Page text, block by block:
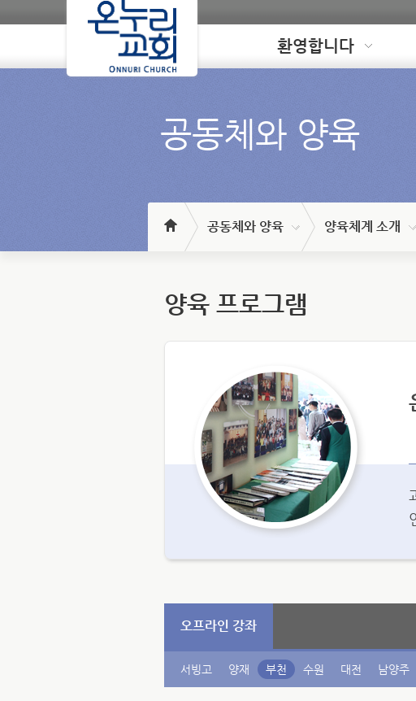
Loading 환영합니다
공동체와 양육
공동체와 양육 양육체계 소개
양육 프로그램
오프라인 강좌
서빙고 양재 부천 수원 대전 남양주